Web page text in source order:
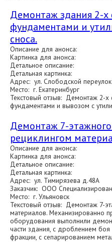
Демонтаж здания 2-х
фундаментами и
сноса.
Описание для анонса:
Картинка для анонса:
Детальное описание:
Детальная картинка:
Адрес: ул. Слободской
Место: г. Екатеринбург
Текстовый отзыв: Демонтаж 2-х
фундаментами и вывозом с
Демонтаж 7-
рециклингом
Описание для анонса:
Картинка для анонса:
Детальное описание:
Детальная картинка:
Адрес: ул. Тимирязева д.48А
Заказчик: ООО
Место: г. Ульяновск
Текстовый отзыв: Демонтаж 7-
материалов. Механизированно
оборудования выполнили
части здания, с дроблением
фракции, с сепарированием